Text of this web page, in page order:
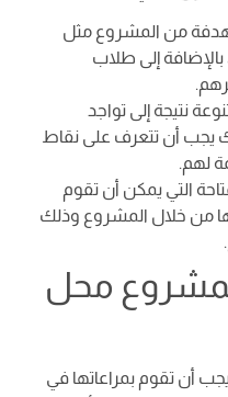
من المشروع مثل
بالإضافة إلى طلاب
نتيجة إلى تواجد
يجب أن تتعرف على نقاط
لهم.
التي يمكن أن تقوم
من خلال المشروع وذلك
لمشروع محل
أن تقوم بمراعاتها في